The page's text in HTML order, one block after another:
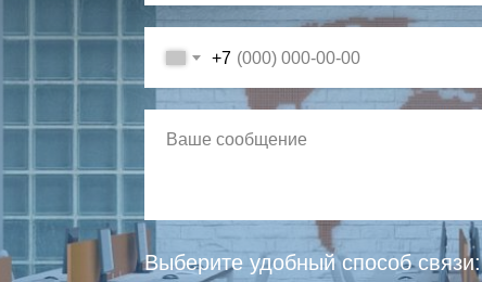
+7
Выберите удобный способ связи: